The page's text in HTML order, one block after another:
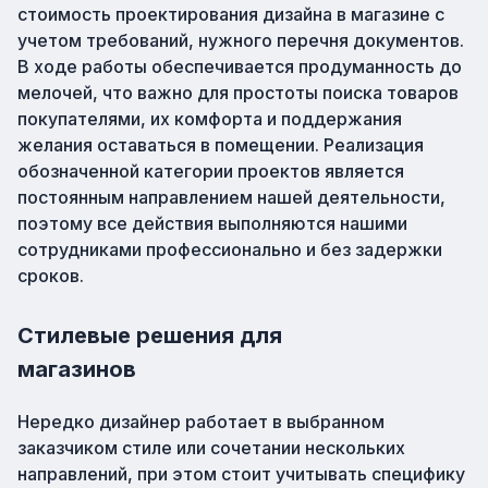
стоимость проектирования дизайна в магазине с
учетом требований, нужного перечня документов.
В ходе работы обеспечивается продуманность до
мелочей, что важно для простоты поиска товаров
покупателями, их комфорта и поддержания
желания оставаться в помещении. Реализация
обозначенной категории проектов является
постоянным направлением нашей деятельности,
поэтому все действия выполняются нашими
сотрудниками профессионально и без задержки
сроков.
Стилевые решения для
магазинов
Нередко дизайнер работает в выбранном
заказчиком стиле или сочетании нескольких
направлений, при этом стоит учитывать специфику